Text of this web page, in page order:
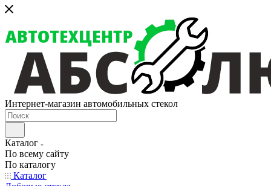
Интернет-магазин автомобильных стекол
Каталог
По всему сайту
По каталогу
Каталог